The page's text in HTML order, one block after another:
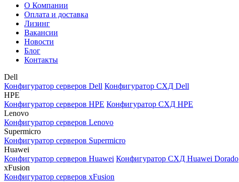
О Компании
Оплата и доставка
Лизинг
Вакансии
Новости
Блог
Контакты
Dell
Конфигуратор серверов Dell Конфигуратор СХД Dell
HPE
Конфигуратор серверов HPE Конфигуратор СХД HPE
Lenovo
Конфигуратор серверов Lenovo
Supermicro
Конфигуратор серверов Supermicro
Huawei
Конфигуратор серверов Huawei Конфигуратор СХД Huawei Dorado
xFusion
Конфигуратор серверов xFusion